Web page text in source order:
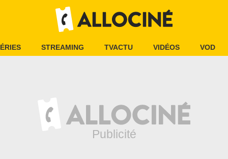
STREAMING TVACTU VIDÉOS VOD